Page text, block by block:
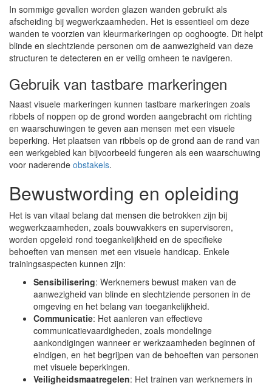
In sommige gevallen worden glazen wanden gebruikt als
afscheiding bij wegwerkzaamheden. Het is essentieel om deze
wanden te voorzien van kleurmarkeringen op ooghoogte. Dit helpt
blinde en slechtziende personen om de aanwezigheid van deze
structuren te detecteren en er veilig omheen te navigeren.
Gebruik van tastbare markeringen
Naast visuele markeringen kunnen tastbare markeringen zoals
ribbels of noppen op de grond worden aangebracht om richting
en waarschuwingen te geven aan mensen met een visuele
beperking. Het plaatsen van ribbels op de grond aan de rand van
een werkgebied kan bijvoorbeeld fungeren als een waarschuwing
voor naderende obstakels.
Bewustwording en opleiding
Het is van vitaal belang dat mensen die betrokken zijn bij
wegwerkzaamheden, zoals bouwvakkers en supervisoren,
worden opgeleid rond toegankelijkheid en de specifieke
behoeften van mensen met een visuele handicap. Enkele
trainingsaspecten kunnen zijn:
Sensibilisering: Werknemers bewust maken van de
aanwezigheid van blinde en slechtziende personen in de
omgeving en het belang van toegankelijkheid.
Communicatie: Het aanleren van effectieve
communicatievaardigheden, zoals mondelinge
aankondigingen wanneer er werkzaamheden beginnen of
eindigen, en het begrijpen van de behoeften van personen
met visuele beperkingen.
Veiligheidsmaatregelen: Het trainen van werknemers in